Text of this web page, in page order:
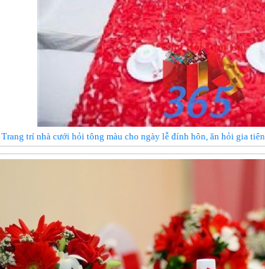
Trang trí nhà cưới hỏi tông màu cho ngày lễ đính hôn, ăn hỏi gia